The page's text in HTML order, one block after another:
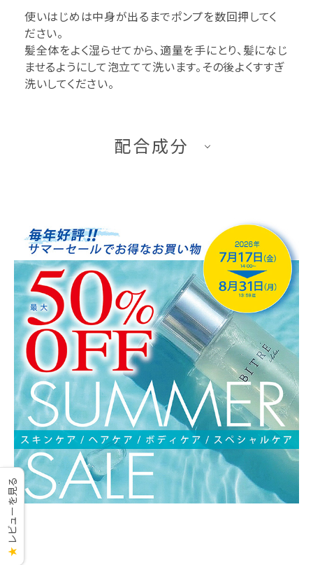
使いはじめは中身が出るまでポンプを数回押してく
ださい。
髪全体をよく湿らせてから、適量を手にとり、髪になじ
ませるようにして泡立てて洗います。その後よくすすぎ
洗いしてください。
配合成分
★
レビューを見る